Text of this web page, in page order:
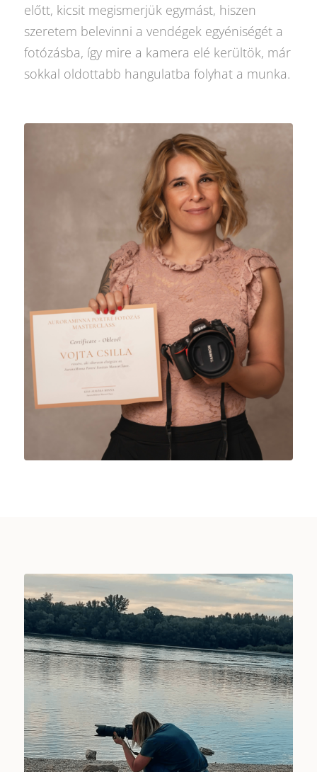
előtt, kicsit megismerjük egymást, hiszen
szeretem belevinni a vendégek egyéniségét a
fotózásba, így mire a kamera elé kerültök, már
sokkal oldottabb hangulatba folyhat a munka.